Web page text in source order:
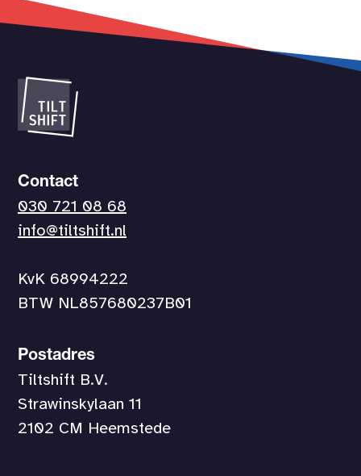
Contact
030 721 08 68
info@tiltshift.nl
KvK 68994222
BTW NL857680237B01
Postadres
Tiltshift B.V.
Strawinskylaan 11
2102 CM Heemstede